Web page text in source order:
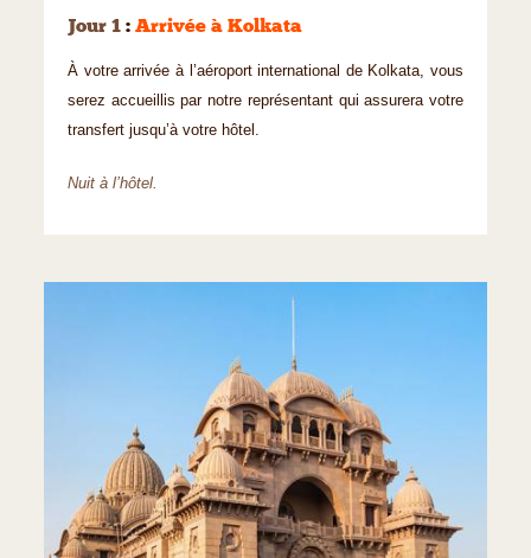
Jour 1 : Arrivée à Kolkata
À votre arrivée à l’aéroport international de Kolkata, vous
serez accueillis par notre représentant qui assurera votre
transfert jusqu’à votre hôtel.
Nuit à l’hôtel.